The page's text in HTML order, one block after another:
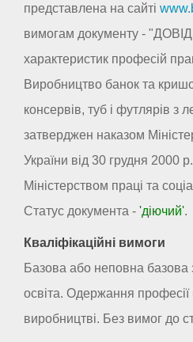
представлена на сайті
вимогам документу -
характеристик професій
Виробництво банок та
консервів, туб і футлярів з
затверджен наказом
України від 30 грудня 2000
Міністерством праці та
Статус документа - 'діючий'.
Кваліфікаційні вимоги
Базова або неповна базова
освіта. Одержання
виробництві. Без вимог до